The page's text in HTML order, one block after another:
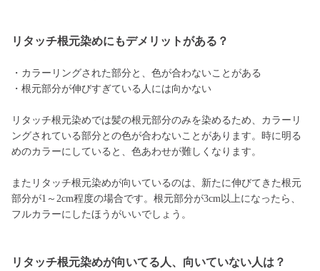
リタッチ根元染めにもデメリットがある？
・カラーリングされた部分と、色が合わないことがある
・根元部分が伸びすぎている人には向かない
リタッチ根元染めでは髪の根元部分のみを染めるため、カラーリ
ングされている部分との色が合わないことがあります。時に明る
めのカラーにしていると、色あわせが難しくなります。
またリタッチ根元染めが向いているのは、新たに伸びてきた根元
部分が1～2cm程度の場合です。根元部分が3cm以上になったら、
フルカラーにしたほうがいいでしょう。
リタッチ根元染めが向いてる人、向いていない人は？